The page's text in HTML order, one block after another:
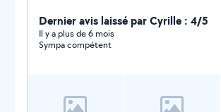
depuis de nombreuses années.
des façades/pose de
parquets/peinture/ragréages/
Dernier avis laissé par Cyrille : 4/5
Il y a plus de 6 mois
Sympa compétent